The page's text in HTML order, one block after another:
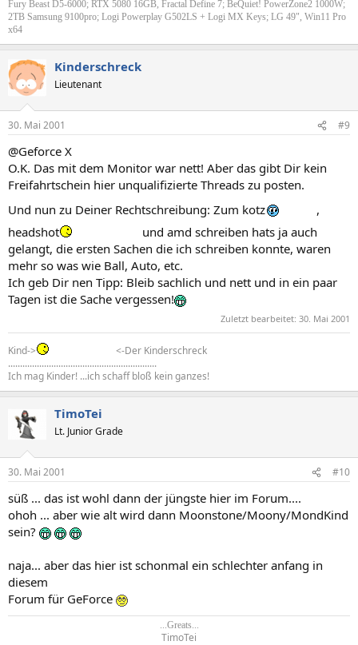
Fury Beast D5-6000; RTX 5080 16GB, Fractal Define 7; BeQuiet! PowerZone2 1000W;
2TB Samsung 9100pro; Logi Powerplay G502LS + Logi MX Keys; LG 49", Win11 Pro
x64
Kinderschreck
Lieutenant
30. Mai 2001 #9
@Geforce X
O.K. Das mit dem Monitor war nett! Aber das gibt Dir kein
Freifahrtschein hier unqualifizierte Threads zu posten.
Und nun zu Deiner Rechtschreibung: Zum kotz
,
headshot
und amd schreiben hats ja auch
gelangt, die ersten Sachen die ich schreiben konnte, waren
mehr so was wie Ball, Auto, etc.
Ich geb Dir nen Tipp: Bleib sachlich und nett und in ein paar
Tagen ist die Sache vergessen!
Zuletzt bearbeitet: 30. Mai 2001
Kind->
<-Der Kinderschreck
..............................................................
Ich mag Kinder! ...ich schaff bloß kein ganzes!
TimoTei
Lt. Junior Grade
30. Mai 2001 #10
süß ... das ist wohl dann der jüngste hier im Forum....
ohoh ... aber wie alt wird dann Moonstone/Moony/MondKind
sein?
naja... aber das hier ist schonmal ein schlechter anfang in
diesem
Forum für GeForce
...Greats...
TimoTei​